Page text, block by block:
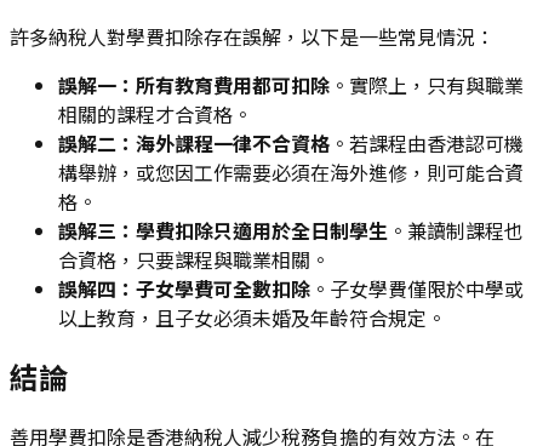
許多納稅人對學費扣除存在誤解，以下是一些常見情況：
誤解一：所有教育費用都可扣除 。實際上，只有與職業
相關的課程才合資格。
誤解二：海外課程一律不合資格 。若課程由香港認可機
構舉辦，或您因工作需要必須在海外進修，則可能合資
格。
誤解三：學費扣除只適用於全日制學生 。兼讀制課程也
合資格，只要課程與職業相關。
誤解四：子女學費可全數扣除 。子女學費僅限於中學或
以上教育，且子女必須未婚及年齡符合規定。
結論
善用學費扣除是香港納稅人減少稅務負擔的有效方法。在